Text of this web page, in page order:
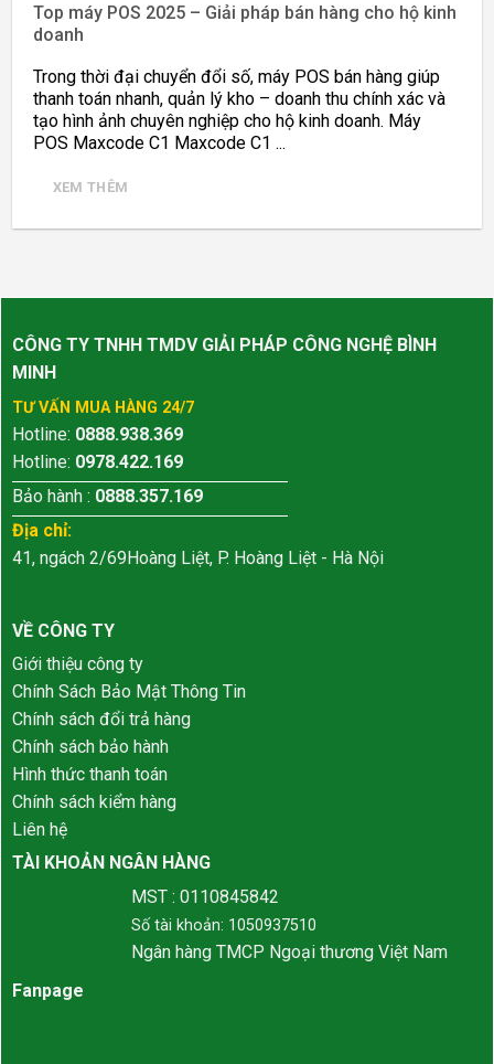
Top máy POS 2025 – Giải pháp bán hàng cho hộ kinh
doanh
Trong thời đại chuyển đổi số, máy POS bán hàng giúp
thanh toán nhanh, quản lý kho – doanh thu chính xác và
tạo hình ảnh chuyên nghiệp cho hộ kinh doanh. Máy
POS Maxcode C1 Maxcode C1 ...
XEM THÊM
CÔNG TY TNHH TMDV GIẢI PHÁP CÔNG NGHỆ BÌNH
MINH
TƯ VẤN MUA HÀNG 24/7
Hotline: 0888.938.369
Hotline: 0978.422.169
Bảo hành : 0888.357.169
Địa chỉ:
41, ngách 2/69Hoàng Liệt, P. Hoàng Liệt - Hà Nội
VỀ CÔNG TY
Giới thiệu công ty
Chính Sách Bảo Mật Thông Tin
Chính sách đổi trả hàng
Chính sách bảo hành
Hình thức thanh toán
Chính sách kiểm hàng
Liên hệ
TÀI KHOẢN NGÂN HÀNG
MST : 0110845842
Số tài khoản: 1050937510
Ngân hàng TMCP Ngoại thương Việt Nam
Fanpage